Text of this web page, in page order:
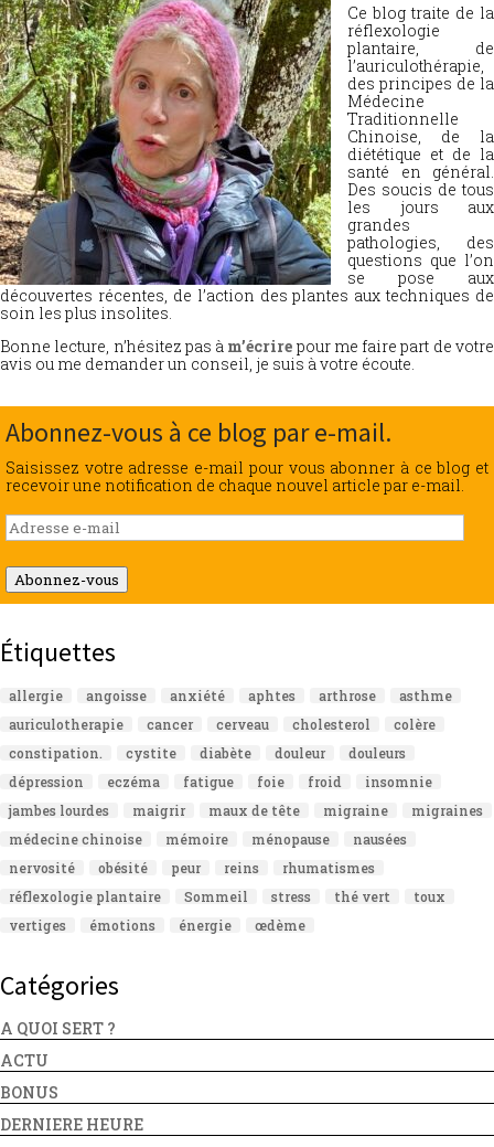
Ce blog traite de la
réflexologie
plantaire, de
l’auriculothérapie,
des principes de la
Médecine
Traditionnelle
Chinoise, de la
diététique et de la
santé en général.
Des soucis de tous
les jours aux
grandes
pathologies, des
questions que l’on
se pose aux
découvertes récentes, de l’action des plantes aux techniques de
soin les plus insolites.
Bonne lecture, n’hésitez pas à m’écrire pour me faire part de votre
avis ou me demander un conseil, je suis à votre écoute.
Abonnez-vous à ce blog par e-mail.
Saisissez votre adresse e-mail pour vous abonner à ce blog et
recevoir une notification de chaque nouvel article par e-mail.
Adresse
e-
mail
Abonnez-vous
Étiquettes
allergie angoisse anxiété aphtes arthrose
asthme
auriculotherapie
cancer cerveau cholesterol
colère
constipation.
cystite diabète douleur
douleurs
dépression
eczéma fatigue foie froid
insomnie
jambes lourdes
maigrir maux de tête migraine
migraines
médecine chinoise
mémoire ménopause
nausées
nervosité
obésité peur reins
rhumatismes
réflexologie plantaire
Sommeil stress thé vert
toux
vertiges
émotions énergie œdème
Catégories
A QUOI SERT ?
ACTU
BONUS
DERNIERE HEURE